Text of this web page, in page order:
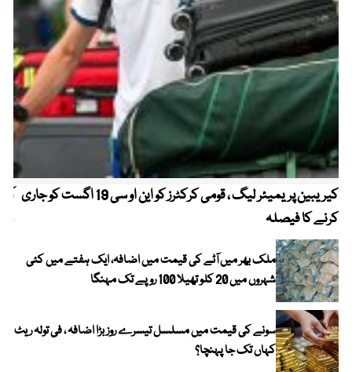
کیریبین پریمیئر لیگ ، قومی کرکٹرز کو این او سی 19 اگست کو جاری
کرنے کا فیصلہ
ملک بھر میں آٹے کی قیمت میں اضافہ، ایک ہفتے میں کئی
شہروں میں 20 کلو تھیلا 100 روپے تک مہنگا
سونے کی قیمت میں مسلسل تیسرے روز بڑا اضافہ ، فی تولہ ریٹ
کہاں تک جا پہنچا؟